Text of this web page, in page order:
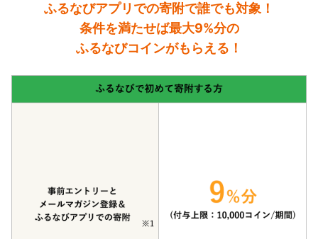
ふるなびアプリでの寄附で誰でも対象！
条件を満たせば最大9%分の
ふるなびコインがもらえる！